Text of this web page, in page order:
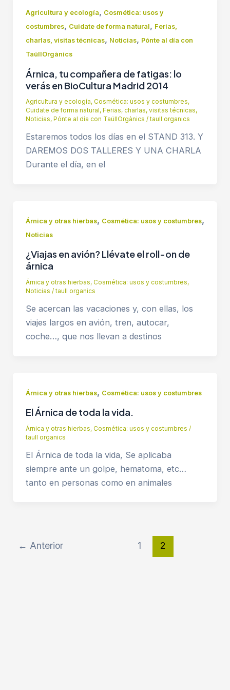
Agricultura y ecología, Cosmética: usos y
costumbres, Cuidate de forma natural, Ferias,
charlas, visitas técnicas, Noticias, Pónte al día con
TaüllOrgànics
Árnica, tu compañera de fatigas: lo
verás en BioCultura Madrid 2014
Agricultura y ecología, Cosmética: usos y costumbres,
Cuidate de forma natural , Ferias, charlas, visitas técnicas,
Noticias, Pónte al día con TaüllOrgànics /taull organics
Estaremos todos los días en el STAND 313. Y
DAREMOS DOS TALLERES Y UNA CHARLA
Durante el día, en el
Árnica y otras hierbas, Cosmética: usos y costumbres,
Noticias
¿Viajas en avión? Llévate el roll-on de
árnica
Árnica y otras hierbas, Cosmética: usos y costumbres,
Noticias /taull organics
Se acercan las vacaciones y, con ellas, los
viajes largos en avión, tren, autocar,
coche…, que nos llevan a destinos
Árnica y otras hierbas, Cosmética: usos y costumbres
El Árnica de toda la vida.
Árnica y otras hierbas, Cosmética: usos y costumbres /
taull organics
El Árnica de toda la vida, Se aplicaba
siempre ante un golpe, hematoma, etc…
tanto en personas como en animales
← Anterior 1 2